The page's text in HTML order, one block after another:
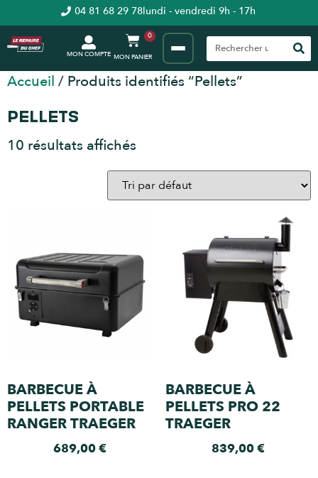
04 81 68 29 78lundi - vendredi 9h - 17h
MON COMPTE
0
Accueil / Produits identifiés “Pellets”
PELLETS
10 résultats affichés
BARBECUE À
PELLETS PORTABLE
RANGER TRAEGER
689,00€
BARBECUE À
PELLETS PRO 22
TRAEGER
839,00€